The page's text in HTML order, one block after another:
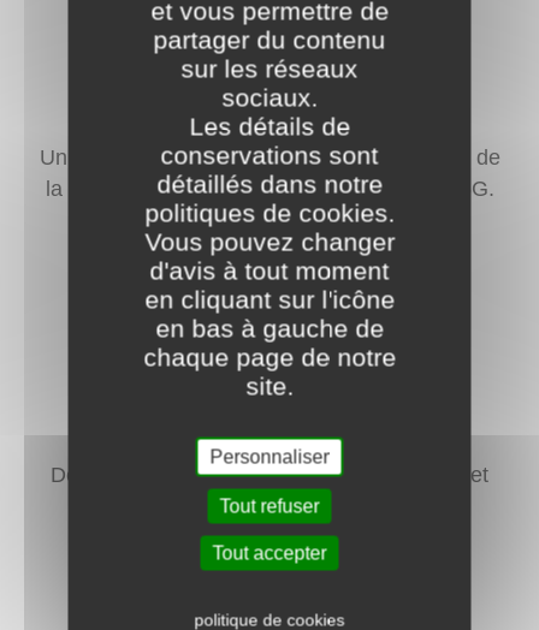
Réseau Bouygues et SFR
Un réseau mobile qui vous suit partout : 99% de
la population française couverte en 4G+ et 5G.
Forfait sur-mesure
Découvrez nos forfaits mobiles Satisfaction et
qualité garantie.
et vous permettre de
partager du contenu
sur les réseaux
sociaux.
Les détails de
conservations sont
détaillés dans notre
politiques de cookies.
Vous pouvez changer
d'avis à tout moment
en cliquant sur l'icône
en bas à gauche de
chaque page de notre
site.
Personnaliser
Tout refuser
Tout accepter
politique de cookies